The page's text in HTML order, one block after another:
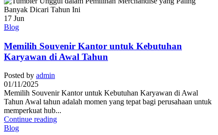
17 Jun
Blog
Memilih Souvenir Kantor untuk Kebutuhan
Karyawan di Awal Tahun
Posted by admin
01/11/2025
Memilih Souvenir Kantor untuk Kebutuhan Karyawan di Awal
Tahun Awal tahun adalah momen yang tepat bagi perusahaan untuk
memperkuat hub...
Continue reading
Blog